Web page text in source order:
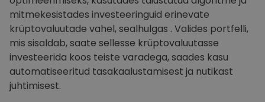
mitmekesistades investeeringuid erinevate
krüptovaluutade vahel, sealhulgas . Valides portfelli,
mis sisaldab, saate sellesse krüptovaluutasse
investeerida koos teiste varadega, saades kasu
automatiseeritud tasakaalustamisest ja nutikast
juhtimisest.